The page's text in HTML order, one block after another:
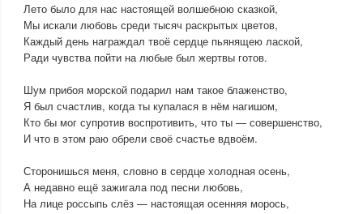
Лето было для нас настоящей волшебною сказкой,
Мы искали любовь среди тысяч раскрытых цветов,
Каждый день награждал твоё сердце пьянящею лаской,
Ради чувства пойти на любые был жертвы готов.
Шум прибоя морской подарил нам такое блаженство,
Я был счастлив, когда ты купалася в нём нагишом,
Кто бы мог супротив воспротивить, что ты — совершенство,
И что в этом раю обрели своё счастье вдвоём.
Сторонишься меня, словно в сердце холодная осень,
А недавно ещё зажигала под песни любовь,
На лице россыпь слёз — настоящая осенняя морось,